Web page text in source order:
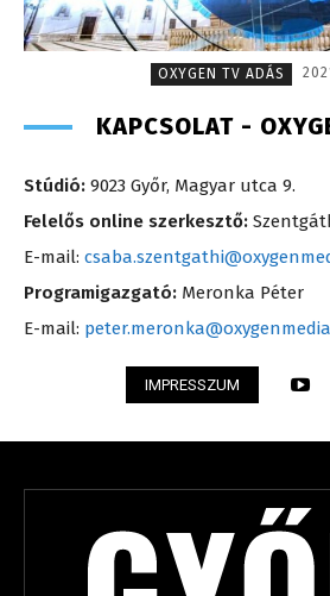
OXYGEN TV ADÁS
KAPCSOLAT -
Stúdió: 9023 Győr, Magyar utca 9.
Felelős online szerkesztő:
E-mail:
Programigazgató: Meronka Péter
E-mail:
IMPRESSZUM